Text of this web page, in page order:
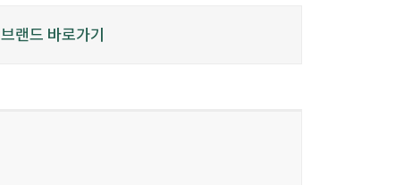
브랜드 바로가기